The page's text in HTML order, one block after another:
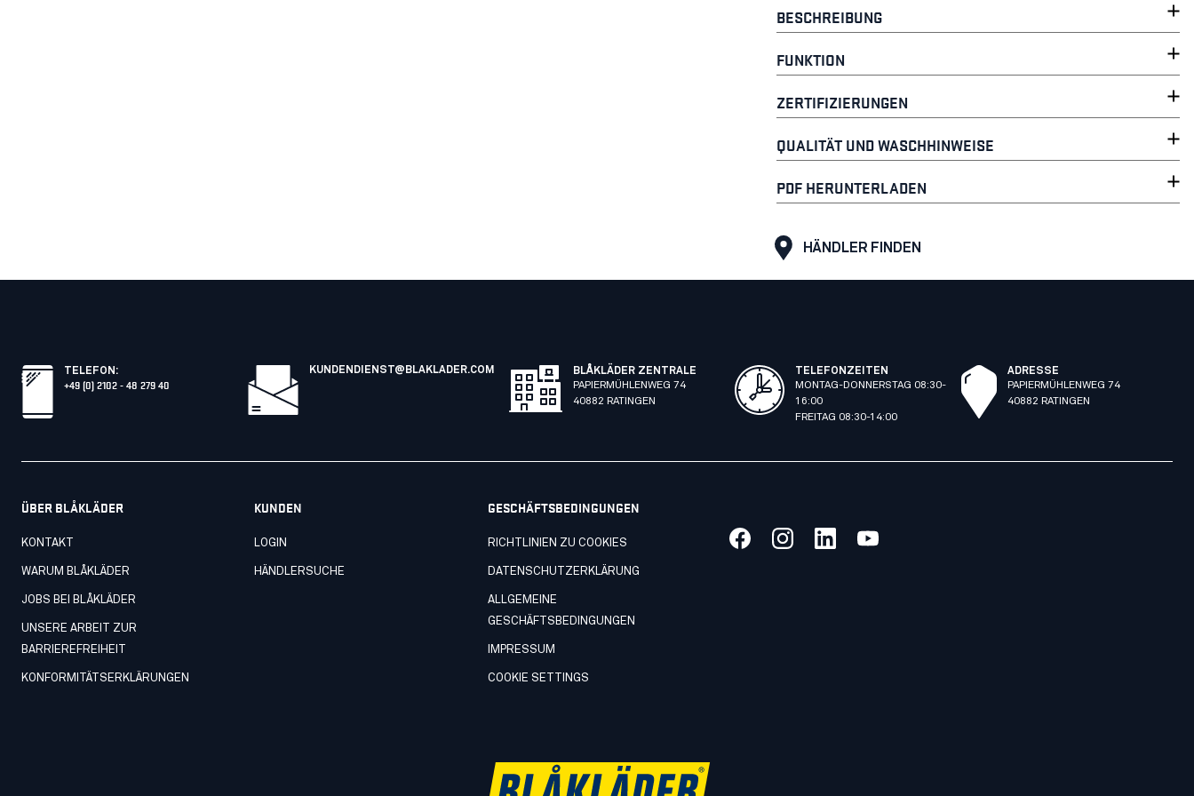
BESCHREIBUNG
FUNKTION
ZERTIFIZIERUNGEN
QUALITÄT UND WASCHHINWEISE
PDF HERUNTERLADEN
HÄNDLER FINDEN
TELEFON :
+49 (0) 2102 - 48 279 40
KUNDENDIENST@BLAKLADER.COM
BLÅKLÄDER ZENTRALE
PAPIERMÜHLENWEG 74
40882 RATINGEN
TELEFONZEITEN
MONTAG-DONNERSTAG 08:30-
16:00
FREITAG 08:30-14:00
ADRESSE
PAPIERMÜHLENWEG 74
40882 RATINGEN
ÜBER BLÅKLÄDER
KONTAKT
WARUM BLÅKLÄDER
JOBS BEI BLÅKLÄDER
UNSERE ARBEIT ZUR
BARRIEREFREIHEIT
KONFORMITÄTSERKLÄRUNGEN
KUNDEN
LOGIN
HÄNDLERSUCHE
GESCHÄFTSBEDINGUNGEN
RICHTLINIEN ZU COOKIES
DATENSCHUTZERKLÄRUNG
ALLGEMEINE
GESCHÄFTSBEDINGUNGEN
IMPRESSUM
COOKIE SETTINGS